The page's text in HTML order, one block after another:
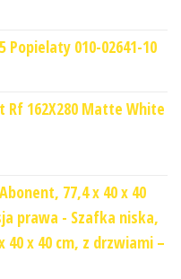
Popielaty 010-02641-10
Rf 162X280 Matte White
77,4 x 40 x 40
prawa - Szafka niska,
40 x 40 cm, z drzwiami –